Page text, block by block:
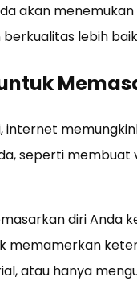
akan
lebih
internet
seperti membuat
diri Anda
memamerkan
atau hanya